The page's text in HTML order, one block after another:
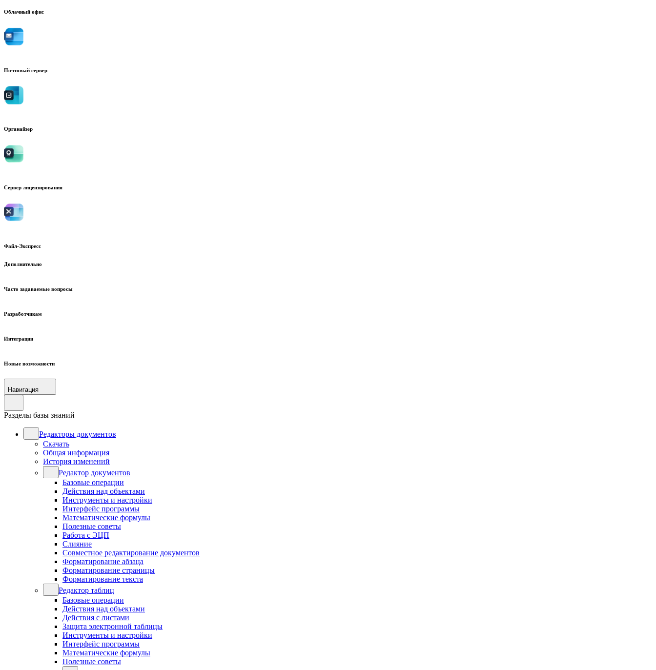
Облачный офис
Почтовый сервер
Органайзер
Сервер лицензирования
Файл-Экспресс
Дополнительно
Часто задаваемые вопросы
Разработчикам
Интеграции
Новые возможности
Навигация
Разделы базы знаний
Редакторы документов
Скачать
Общая информация
История изменений
Редактор документов
Базовые операции
Действия над объектами
Инструменты и настройки
Интерфейс программы
Математические формулы
Полезные советы
Работа с ЭЦП
Слияние
Совместное редактирование документов
Форматирование абзаца
Форматирование страницы
Форматирование текста
Редактор таблиц
Базовые операции
Действия над объектами
Действия с листами
Защита электронной таблицы
Инструменты и настройки
Интерфейс программы
Математические формулы
Полезные советы